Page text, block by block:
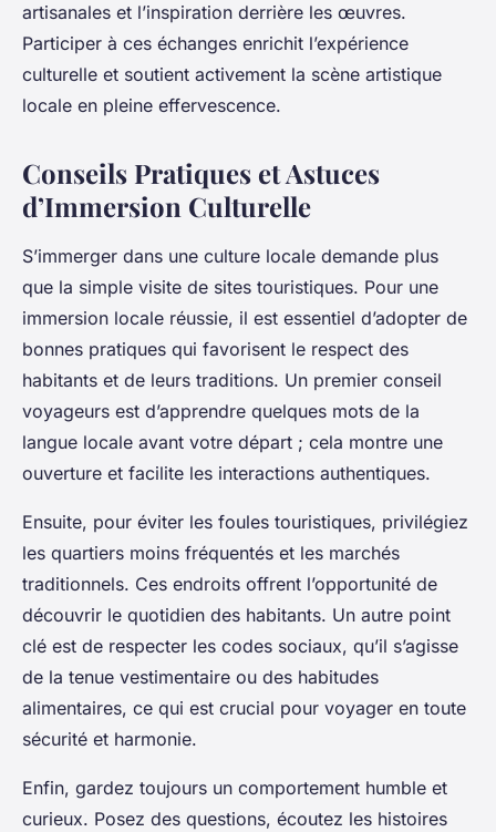
artisanales et l’inspiration derrière les œuvres.
Participer à ces échanges enrichit l’expérience
culturelle et soutient activement la scène artistique
locale en pleine effervescence.
Conseils Pratiques et Astuces
d’Immersion Culturelle
S’immerger dans une culture locale demande plus
que la simple visite de sites touristiques. Pour une
immersion locale réussie, il est essentiel d’adopter de
bonnes pratiques qui favorisent le respect des
habitants et de leurs traditions. Un premier conseil
voyageurs est d’apprendre quelques mots de la
langue locale avant votre départ ; cela montre une
ouverture et facilite les interactions authentiques.
Ensuite, pour éviter les foules touristiques, privilégiez
les quartiers moins fréquentés et les marchés
traditionnels. Ces endroits offrent l’opportunité de
découvrir le quotidien des habitants. Un autre point
clé est de respecter les codes sociaux, qu’il s’agisse
de la tenue vestimentaire ou des habitudes
alimentaires, ce qui est crucial pour voyager en toute
sécurité et harmonie.
Enfin, gardez toujours un comportement humble et
curieux. Posez des questions, écoutez les histoires